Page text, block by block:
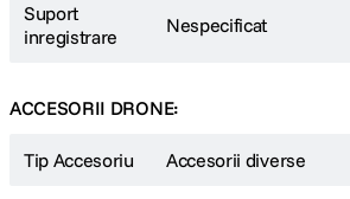
Suport
inregistrare
Nespecificat
ACCESORII DRONE:
Tip Accesoriu Accesorii diverse